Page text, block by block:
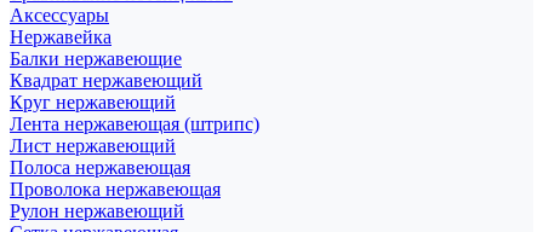
Аксессуары
Нержавейка
Балки нержавеющие
Квадрат нержавеющий
Круг нержавеющий
Лента нержавеющая (штрипс)
Лист нержавеющий
Полоса нержавеющая
Проволока нержавеющая
Рулон нержавеющий